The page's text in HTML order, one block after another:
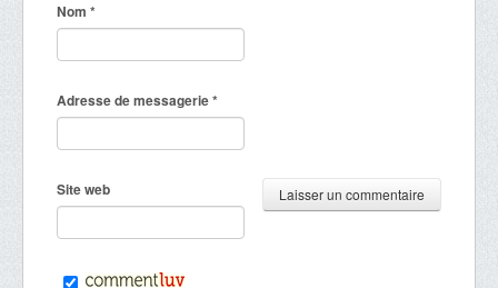
Nom *
Adresse de messagerie*
Site web